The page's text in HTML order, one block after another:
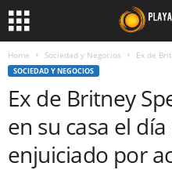
Home Sociedad y Negocios Ex de
SOCIEDAD Y NEGOCIOS
Ex de Britney
en su casa el
enjuiciado por